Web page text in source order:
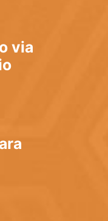
via